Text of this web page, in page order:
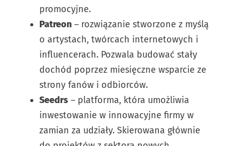
promocyjne.
Patreon – rozwiązanie stworzone z myślą
o artystach, twórcach internetowych i
influencerach. Pozwala budować stały
dochód poprzez miesięczne wsparcie ze
strony fanów i odbiorców.
Seedrs – platforma, która umożliwia
inwestowanie w innowacyjne firmy w
zamian za udziały. Skierowana głównie